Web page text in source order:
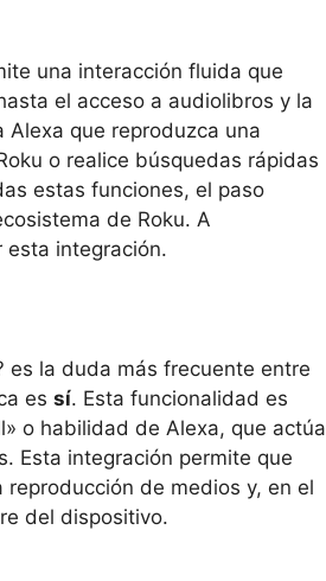
una interacción fluida que
el acceso a audiolibros y la
que reproduzca una
o realice búsquedas rápidas
estas funciones, el paso
de Roku. A
esta integración.
es la duda más frecuente entre
es sí. Esta funcionalidad es
o habilidad de Alexa, que actúa
Esta integración permite que
de medios y, en el
del dispositivo.